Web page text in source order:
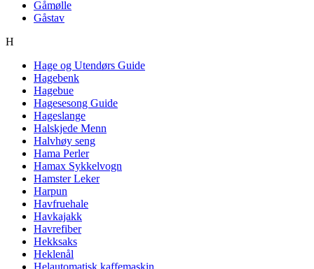
Gåmølle
Gåstav
H
Hage og Utendørs Guide
Hagebenk
Hagebue
Hagesesong Guide
Hageslange
Halskjede Menn
Halvhøy seng
Hama Perler
Hamax Sykkelvogn
Hamster Leker
Harpun
Havfruehale
Havkajakk
Havrefiber
Hekksaks
Heklenål
Helautomatisk kaffemaskin